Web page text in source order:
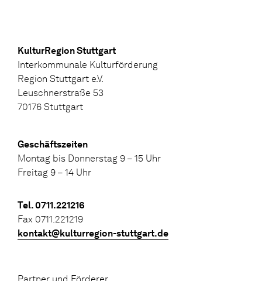
KulturRegion Stuttgart
Interkommunale Kulturförderung
Region Stuttgart e.V.
Leuschnerstraße 53
70176 Stuttgart
Geschäftszeiten
Montag bis Donnerstag 9 – 15 Uhr
Freitag 9 – 14 Uhr
Tel. 0711.221216
Fax 0711.221219
kontakt@kulturregion-stuttgart.de